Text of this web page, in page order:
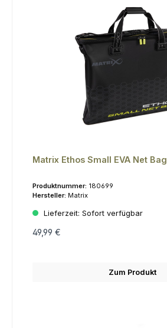
Matrix Ethos Small EVA Net Bag
Produktnummer: 180699
Hersteller: Matrix
Lieferzeit: Sofort verfügbar
49,99 €
Zum Produkt